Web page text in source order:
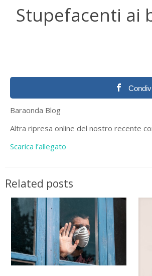
Stupefacenti ai
Baraonda Blog
Altra ripresa online del nostro recente
Scarica l’allegato
Related posts